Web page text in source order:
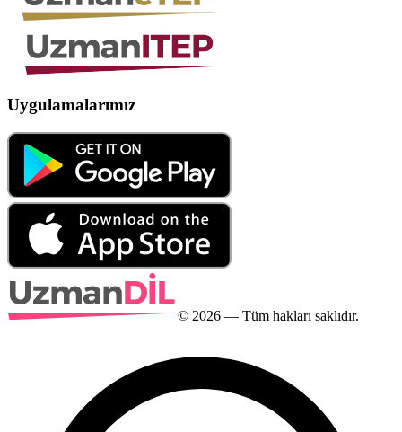
Uygulamalarımız
© 2026 — Tüm hakları saklıdır.